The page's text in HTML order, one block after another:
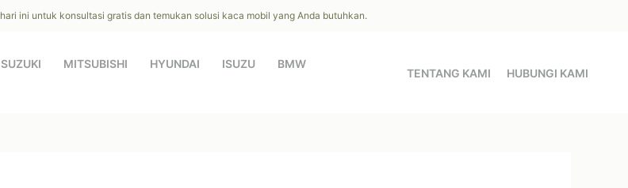
hari ini untuk konsultasi gratis dan temukan solusi kaca mobil yang Anda butuhkan.
SUZUKI MITSUBISHI HYUNDAI ISUZU
BMW
TENTANG KAMI HUBUNGI KAMI